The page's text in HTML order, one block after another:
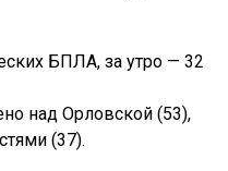
БПЛА, за утро — 32
над Орловской (53),
(37).